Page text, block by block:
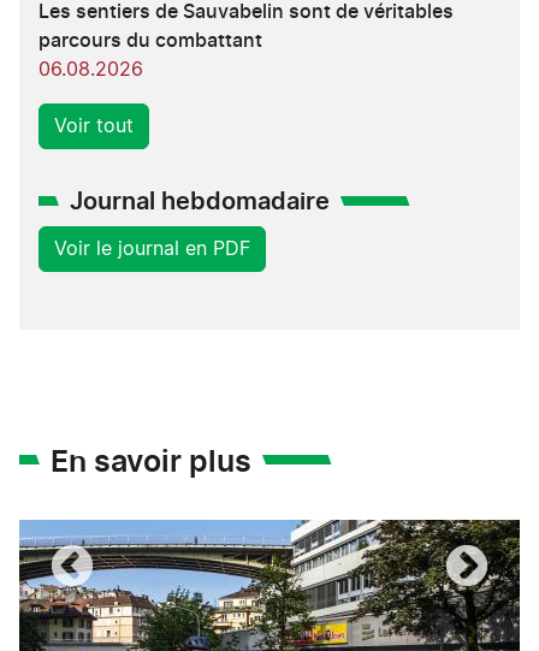
Les sentiers de Sauvabelin sont de véritables
parcours du combattant
06.08.2026
Voir tout
Journal hebdomadaire
Voir le journal en PDF
En savoir plus